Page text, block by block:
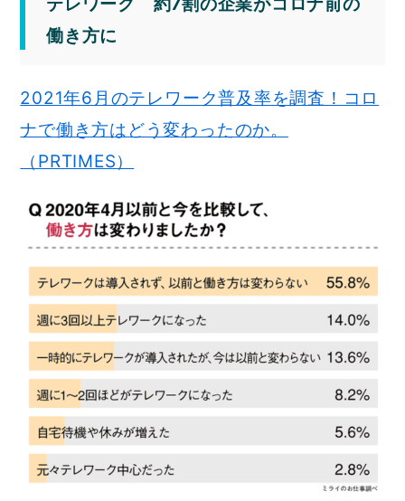
テレワーク 約7割の企業がコロナ前の
働き方に
2021年6月のテレワーク普及率を調査！コロ
ナで働き方はどう変わったのか。
（PRTIMES）